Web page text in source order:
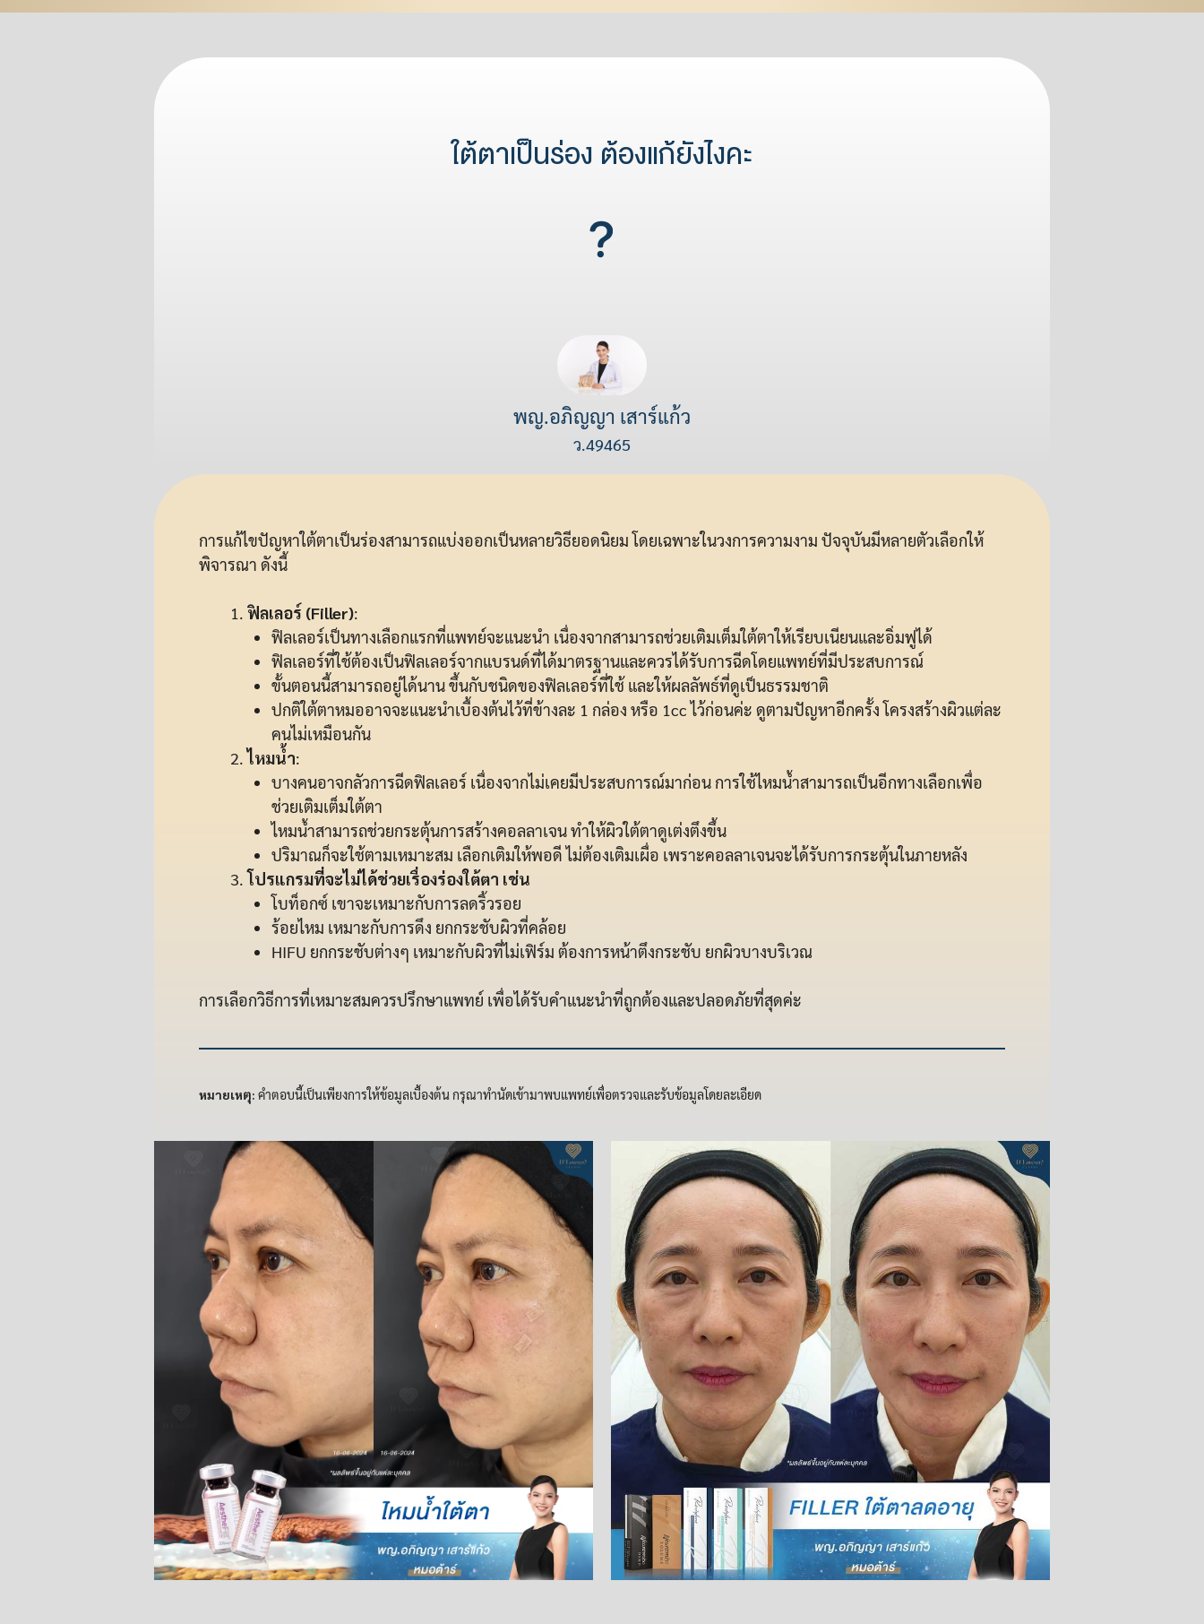
ใต้ตาเป็นร่อง ต้องแก้ยังไงคะ
พญ.อภิญญา เสาร์แก้ว
ว.49465
การแก้ไขปัญหาใต้ตาเป็นร่องสามารถแบ่งออกเป็นหลายวิธียอดนิยม โดยเฉพาะในวงการความงาม ปัจจุบันมีหลายตัวเลือกให้
พิจารณา ดังนี้
ฟิลเลอร์ (Filler):
ฟิลเลอร์เป็นทางเลือกแรกที่แพทย์จะแนะนำ เนื่องจากสามารถช่วยเติมเต็มใต้ตาให้เรียบเนียนและอิ่มฟูได้
ฟิลเลอร์ที่ใช้ต้องเป็นฟิลเลอร์จากแบรนด์ที่ได้มาตรฐานและควรได้รับการฉีดโดยแพทย์ที่มีประสบการณ์
ขั้นตอนนี้สามารถอยู่ได้นาน ขึ้นกับชนิดของฟิลเลอร์ที่ใช้ และให้ผลลัพธ์ที่ดูเป็นธรรมชาติ
ปกติใต้ตาหมออาจจะแนะนำเบื้องต้นไว้ที่ข้างละ 1 กล่อง หรือ 1cc ไว้ก่อนค่ะ ดูตามปัญหาอีกครั้ง โครงสร้างผิวแต่ละ
คนไม่เหมือนกัน
ไหมน้ำ:
บางคนอาจกลัวการฉีดฟิลเลอร์ เนื่องจากไม่เคยมีประสบการณ์มาก่อน การใช้ไหมน้ำสามารถเป็นอีกทางเลือกเพื่อ
ช่วยเติมเต็มใต้ตา
ไหมน้ำสามารถช่วยกระตุ้นการสร้างคอลลาเจน ทำให้ผิวใต้ตาดูเต่งตึงขึ้น
ปริมาณก็จะใช้ตามเหมาะสม เลือกเติมให้พอดี ไม่ต้องเติมเผื่อ เพราะคอลลาเจนจะได้รับการกระตุ้นในภายหลัง
โปรแกรมที่จะไม่ได้ช่วยเรื่องร่องใต้ตา เช่น
โบท็อกซ์ เขาจะเหมาะกับการลดริ้วรอย
ร้อยไหม เหมาะกับการดึง ยกกระชับผิวที่คล้อย
HIFU ยกกระชับต่างๆ เหมาะกับผิวที่ไม่เฟิร์ม ต้องการหน้าตึงกระชับ ยกผิวบางบริเวณ
การเลือกวิธีการที่เหมาะสมควรปรึกษาแพทย์ เพื่อได้รับคำแนะนำที่ถูกต้องและปลอดภัยที่สุดค่ะ
หมายเหตุ: คำตอบนี้เป็นเพียงการให้ข้อมูลเบื้องต้น กรุณาทำนัดเข้ามาพบแพทย์เพื่อตรวจและรับข้อมูลโดยละเอียด